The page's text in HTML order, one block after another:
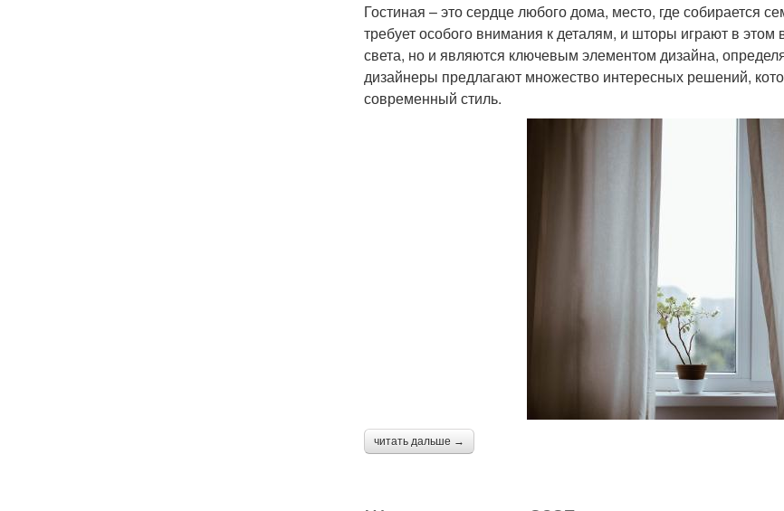
Гостиная – это сердце любого дома, место, где собирается
требует особого внимания к деталям, и шторы играют в
света, но и являются ключевым элементом дизайна,
дизайнеры предлагают множество интересных решений,
современный стиль.
читать дальше →